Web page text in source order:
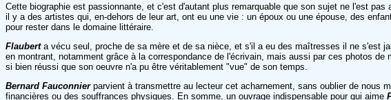
Cette biographie est passionnante, et c'est d'autant plus remarquable que son sujet ne l'est
il y a des artistes qui, en-dehors de leur art, ont eu une vie : un époux ou une épouse, des
pour rester dans le domaine littéraire.
Flauberta vécu seul, proche de sa mère et de sa nièce, et s'il a eu des maîtresses il ne s'est
en montrant, notamment grâce à la correspondance de l'écrivain, mais aussi par ces photos
si bien réussi que son oeuvre n'a pu être véritablement "vue" de son temps.
Bernard Fauconnierparvient à transmettre au lecteur cet acharnement, sans oublier de nous
financières ou des souffrances physiques. En somme, un ouvrage indispensable pour qui aime